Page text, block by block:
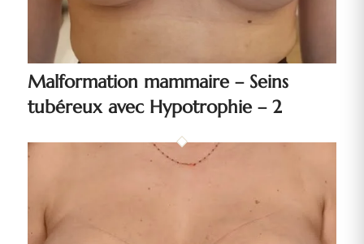
Malformation mammaire – Seins
tubéreux avec Hypotrophie – 2